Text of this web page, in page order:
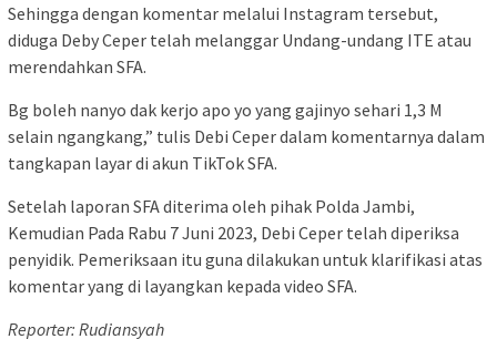
Sehingga dengan komentar melalui Instagram tersebut,
diduga Deby Ceper telah melanggar Undang-undang ITE atau
merendahkan SFA.
Bg boleh nanyo dak kerjo apo yo yang gajinyo sehari 1,3 M
selain ngangkang,” tulis Debi Ceper dalam komentarnya dalam
tangkapan layar di akun TikTok SFA.
Setelah laporan SFA diterima oleh pihak Polda Jambi,
Kemudian Pada Rabu 7 Juni 2023, Debi Ceper telah diperiksa
penyidik. Pemeriksaan itu guna dilakukan untuk klarifikasi atas
komentar yang di layangkan kepada video SFA.
Reporter: Rudiansyah